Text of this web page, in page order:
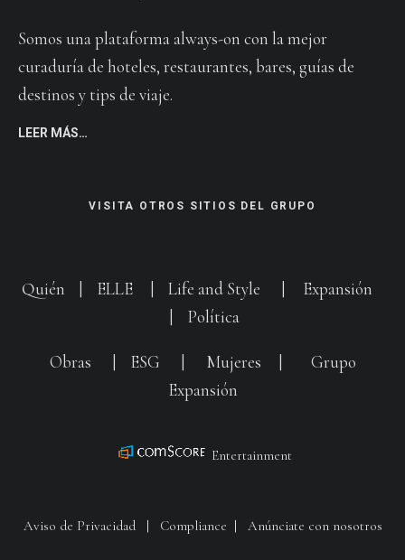
Somos una plataforma always-on con la mejor
curaduría de hoteles, restaurantes, bares, guías de
destinos y tips de viaje.
LEER MÁS…
VISITA OTROS SITIOS DEL GRUPO
Quién ELLE Life and Style
Expansión
Política
Obras ESG Mujeres
Grupo
Expansión
Entertainment
Aviso de Privacidad| Compliance | Anúnciate con nosotros